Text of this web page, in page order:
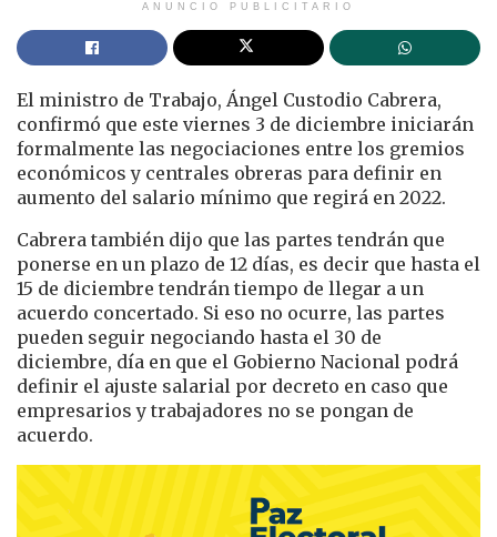
ANUNCIO PUBLICITARIO
El ministro de Trabajo, Ángel Custodio Cabrera,
confirmó que este viernes 3 de diciembre iniciarán
formalmente las negociaciones entre los gremios
económicos y centrales obreras para definir en
aumento del salario mínimo que regirá en 2022.
Cabrera también dijo que las partes tendrán que
ponerse en un plazo de 12 días, es decir que hasta el
15 de diciembre tendrán tiempo de llegar a un
acuerdo concertado. Si eso no ocurre, las partes
pueden seguir negociando hasta el 30 de
diciembre, día en que el Gobierno Nacional podrá
definir el ajuste salarial por decreto en caso que
empresarios y trabajadores no se pongan de
acuerdo.